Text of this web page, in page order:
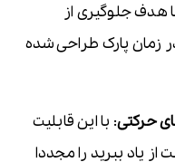
هدف جلوگیری از
پارک طراحی شده
حرکتی: با این قابلیت
یاد ببرید را مجددا